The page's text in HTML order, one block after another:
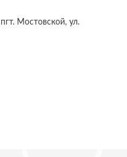
Мостовской, ул.